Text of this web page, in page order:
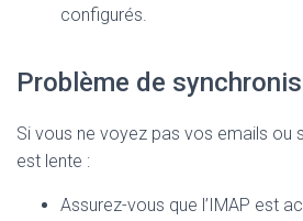
configurés.
Problème de
Si vous ne voyez pas vos emails ou
est lente :
Assurez-vous que l’IMAP est